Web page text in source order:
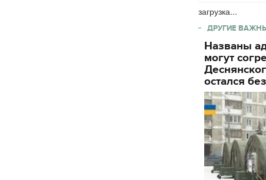
загрузка...
ДРУГИЕ
Названы
могут
остался